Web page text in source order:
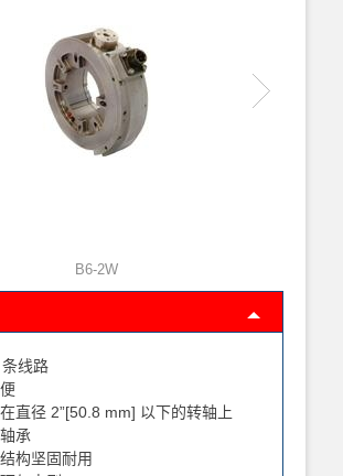
B6-2W
线路
直径 2”[50.8 mm] 以下的转轴上
承
构坚固耐用